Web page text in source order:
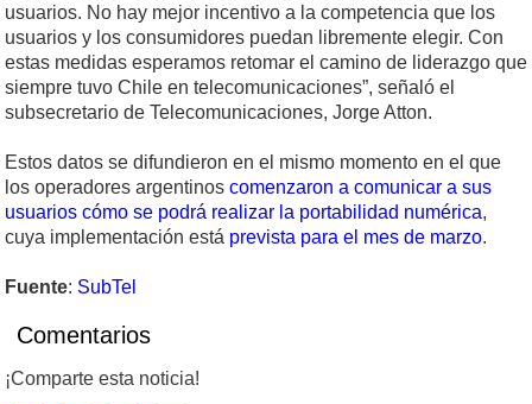
usuarios. No hay mejor incentivo a la competencia que los
usuarios y los consumidores puedan libremente elegir. Con
estas medidas esperamos retomar el camino de liderazgo que
siempre tuvo Chile en telecomunicaciones”, señaló el
subsecretario de Telecomunicaciones, Jorge Atton.
Estos datos se difundieron en el mismo momento en el que
los operadores argentinos comenzaron a comunicar a sus
usuarios cómo se podrá realizar la portabilidad numérica,
cuya implementación está prevista para el mes de marzo.
Fuente: SubTel
Comentarios
¡Comparte esta noticia!